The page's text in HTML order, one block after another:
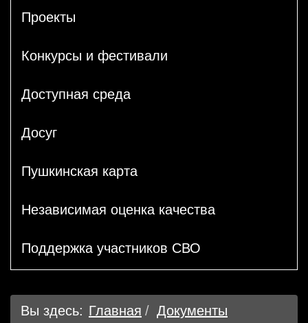
Проекты
Конкурсы и фестивали
Доступная среда
Досуг
Пушкинская карта
Независимая оценка качества
Поддержка участников СВО
Вы здесь: Главная
Документы